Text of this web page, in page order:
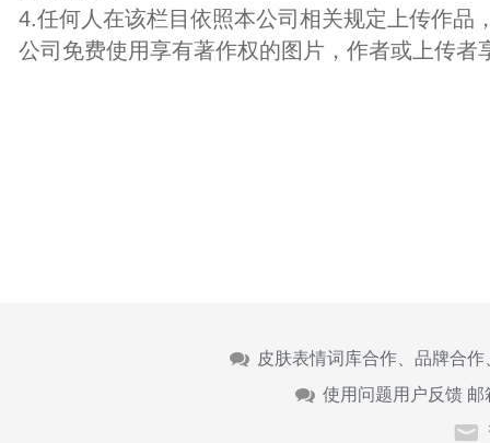
4.任何人在该栏目依照本公司相关规定上传作品
公司免费使用享有著作权的图片，作者或上传者
皮肤表情词库合作、品牌合
使用问题用户反馈 邮